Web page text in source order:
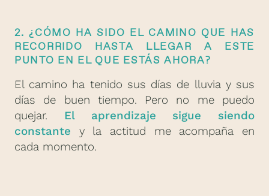
2. ¿CÓMO HA SIDO EL CAMINO QUE HAS
RECORRIDO HASTA LLEGAR A ESTE
PUNTO EN EL QUE ESTÁS AHORA?
El camino ha tenido sus días de lluvia y sus
días de buen tiempo. Pero no me puedo
quejar. El aprendizaje sigue siendo
constante y la actitud me acompaña en
cada momento.